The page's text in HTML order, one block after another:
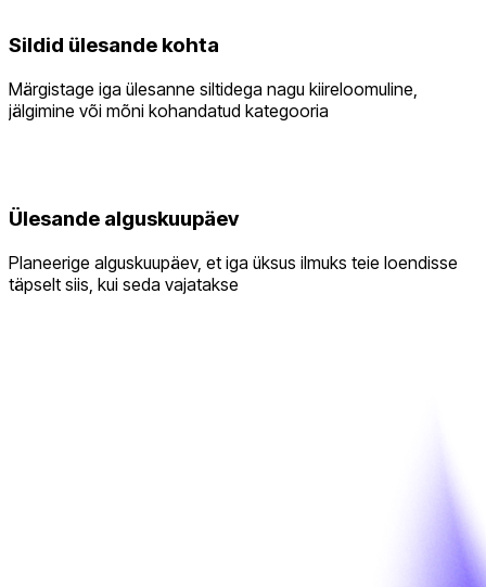
Sildid ülesande kohta
Märgistage iga ülesanne siltidega nagu kiireloomuline,
jälgimine või mõni kohandatud kategooria
Ülesande alguskuupäev
Planeerige alguskuupäev, et iga üksus ilmuks teie loendisse
täpselt siis, kui seda vajatakse